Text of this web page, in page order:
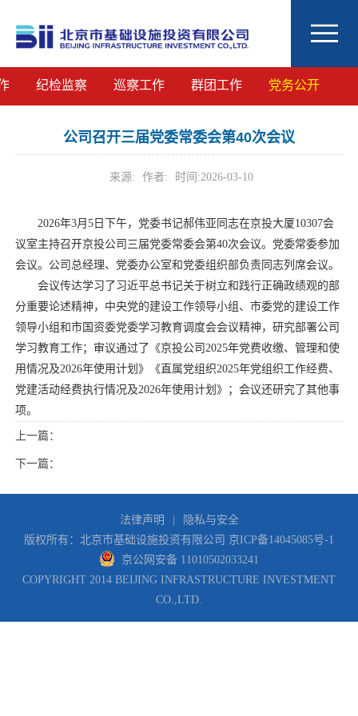
纪检监察 巡察工作 群团工作 党务公开
公司召开三届党委常委会第40次会议
来源: 作者: 时间:2026-03-10
2026年3月5日下午，党委书记郝伟亚同志在京投大厦10307会
议室主持召开京投公司三届党委常委会第40次会议。党委常委参加
会议。公司总经理、党委办公室和党委组织部负责同志列席会议。
会议传达学习了习近平总书记关于树立和践行正确政绩观的部
分重要论述精神，中央党的建设工作领导小组、市委党的建设工作
领导小组和市国资委党委学习教育调度会会议精神，研究部署公司
学习教育工作；审议通过了《京投公司2025年党费收缴、管理和使
用情况及2026年使用计划》《直属党组织2025年党组织工作经费、
党建活动经费执行情况及2026年使用计划》；会议还研究了其他事
项。
上一篇：
下一篇：
法律声明
隐私与安全
版权所有：北京市基础设施投资有限公司 京ICP备14045085号-1
京公网安备 11010502033241
COPYRIGHT 2014 BEIJING INFRASTRUCTURE INVESTMENT
CO.,LTD.